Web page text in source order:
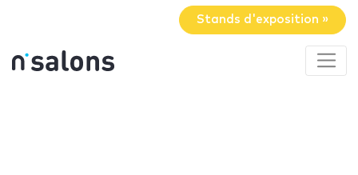
Stands d'exposition »